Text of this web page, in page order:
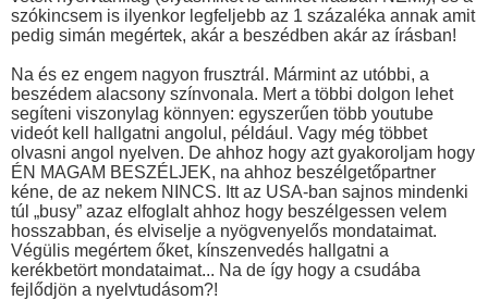
szókincsem is ilyenkor legfeljebb az 1 százaléka annak amit
pedig simán megértek, akár a beszédben akár az írásban!
Na és ez engem nagyon frusztrál. Mármint az utóbbi, a
beszédem alacsony színvonala. Mert a többi dolgon lehet
segíteni viszonylag könnyen: egyszerűen több youtube
videót kell hallgatni angolul, például. Vagy még többet
olvasni angol nyelven. De ahhoz hogy azt gyakoroljam hogy
ÉN MAGAM BESZÉLJEK, na ahhoz beszélgetőpartner
kéne, de az nekem NINCS. Itt az USA-ban sajnos mindenki
túl „busy” azaz elfoglalt ahhoz hogy beszélgessen velem
hosszabban, és elviselje a nyögvenyelős mondataimat.
Végülis megértem őket, kínszenvedés hallgatni a
kerékbetört mondataimat... Na de így hogy a csudába
fejlődjön a nyelvtudásom?!